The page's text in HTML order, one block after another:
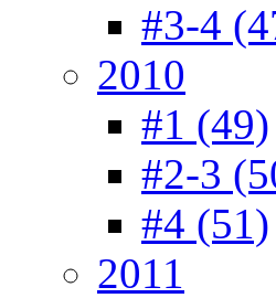
#3-4
2010
#1 (49)
#2-3
#4 (51)
2011